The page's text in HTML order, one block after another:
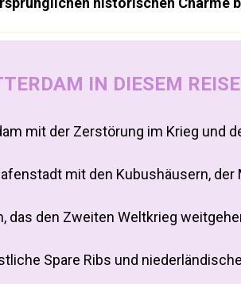
IN DIESEM
mit der Zerstörung im Krieg und
mit den Kubushäusern,
das den Zweiten Weltkrieg
Spare Ribs und